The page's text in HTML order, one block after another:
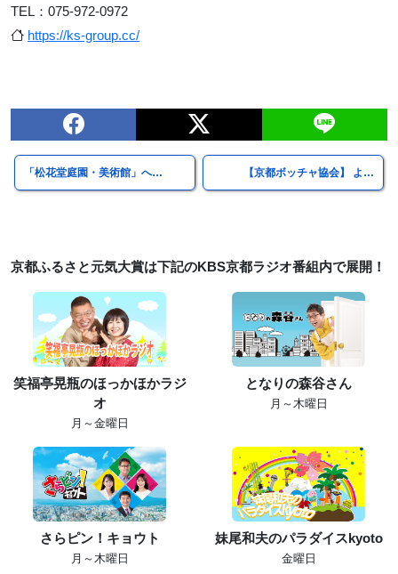
TEL：075-972-0972
https://ks-group.cc/
「松花堂庭園・美術館」へ… 【京都ボッチャ協会】 よ…
京都ふるさと元気大賞は下記のKBS京都ラジオ番組内で展開！
笑福亭晃瓶のほっかほかラジ
オ
月～金曜日
となりの森谷さん
月～木曜日
さらピン！キョウト
月～木曜日
妹尾和夫のパラダイスkyoto
金曜日